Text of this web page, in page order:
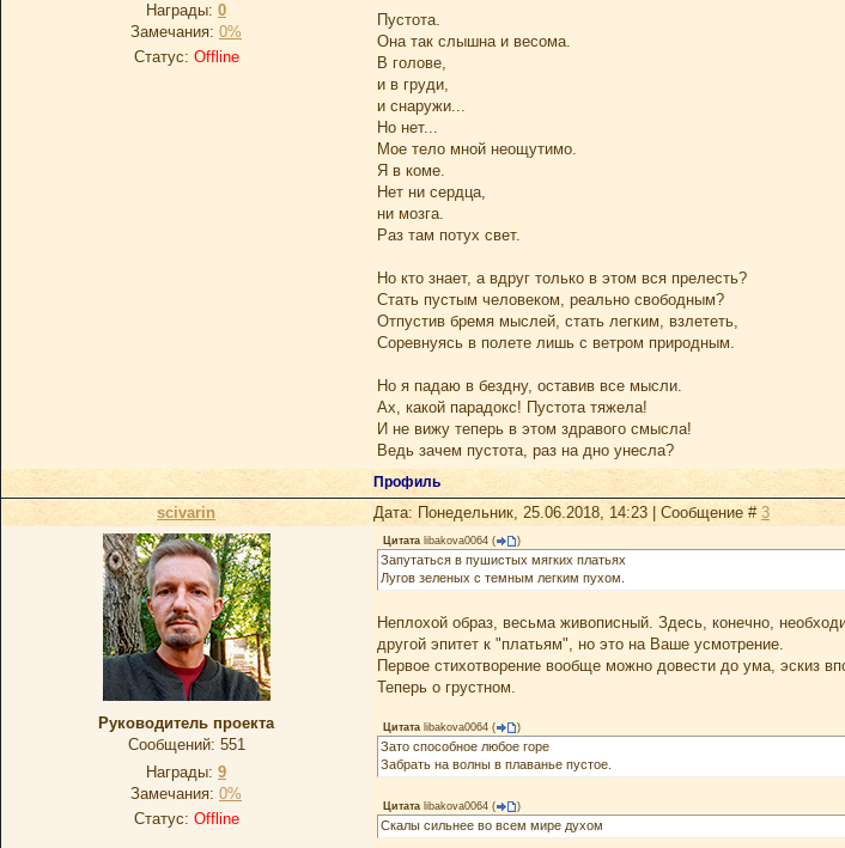
Награды: 0
Замечания: 0%
Статус: Offline
Пустота.
Она так слышна и весома.
В голове,
и в груди,
и снаружи...
Но нет...
Мое тело мной неощутимо.
Я в коме.
Нет ни сердца,
ни мозга.
Раз там потух свет.
Но кто знает, а вдруг только в этом вся прелесть?
Стать пустым человеком, реально свободным?
Отпустив бремя мыслей, стать легким, взлететь,
Соревнуясь в полете лишь с ветром природным.
Но я падаю в бездну, оставив все мысли.
Ах, какой парадокс! Пустота тяжела!
И не вижу теперь в этом здравого смысла!
Ведь зачем пустота, раз на дно унесла?
Профиль
scivarin Дата: Понедельник, 25.06.2018, 14:23 | Сообщение # 3
Руководитель проекта
Сообщений: 551
Награды: 9
Замечания: 0%
Статус: Offline
Цитата libakova0064 ( )
Запутаться в пушистых мягких платьях
Лугов зеленых с темным легким пухом.
Неплохой образ, весьма живописный. Здесь, конечно,
другой эпитет к "платьям", но это на Ваше усмотрение.
Первое стихотворение вообще можно довести до ума, эскиз
Теперь о грустном.
Цитата libakova0064 ( )
Зато способное любое горе
Забрать на волны в плаванье пустое.
Цитата libakova0064 ( )
Скалы сильнее во всем мире духом